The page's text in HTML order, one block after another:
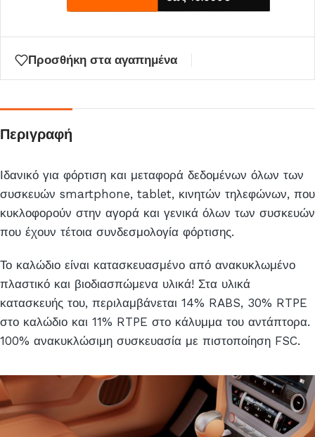
αναμονής
αυτό
προϊόν
Προσθήκη στα αγαπημένα
Περιγραφή
Ιδανικό για φόρτιση και μεταφορά δεδομένων όλων των
συσκευών smartphone, tablet, κινητών τηλεφώνων, που
κυκλοφορούν στην αγορά και γενικά όλων των συσκευών
που έχουν τέτοια συνδεσμολογία φόρτισης.
Το καλώδιο είναι κατασκευασμένο από ανακυκλωμένο
πλαστικό και βιοδιασπώμενα υλικά! Στα υλικά
κατασκευής του, περιλαμβάνεται 14% RABS, 30% RTPE
στο καλώδιο και 11% RTPE στο κάλυμμα του αντάπτορα.
100% ανακυκλώσιμη συσκευασία με πιστοποίηση FSC.